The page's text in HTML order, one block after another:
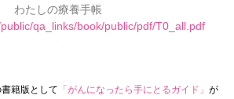
わたしの療養手帳
qa_links/book/public/pdf/T0_all.pdf
書籍版として 「がんになったら手にとるガイド」 が